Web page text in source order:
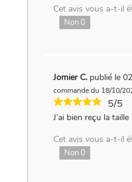
Cet avis vous a-t-il
Non0
Jomier C. publié le
commande du 18/10/
5/5
J’ai bien reçu la
Cet avis vous a-t-il
Non0